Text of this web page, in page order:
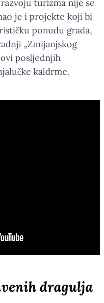
turizma nije se
je i projekte koji bi
ponudu grada,
„Zmijanjskog
posljednjih
kaldrme.
dragulja